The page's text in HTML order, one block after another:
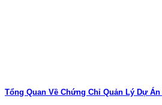
Tổng Quan Về Chứng Chỉ Quản Lý Dự